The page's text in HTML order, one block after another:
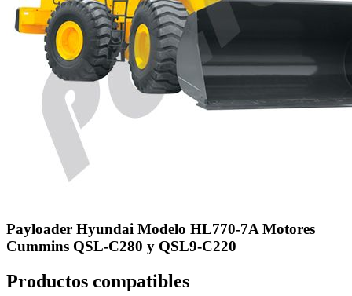
Payloader Hyundai Modelo HL770-7A Motores
Cummins QSL-C280 y QSL9-C220
Productos compatibles